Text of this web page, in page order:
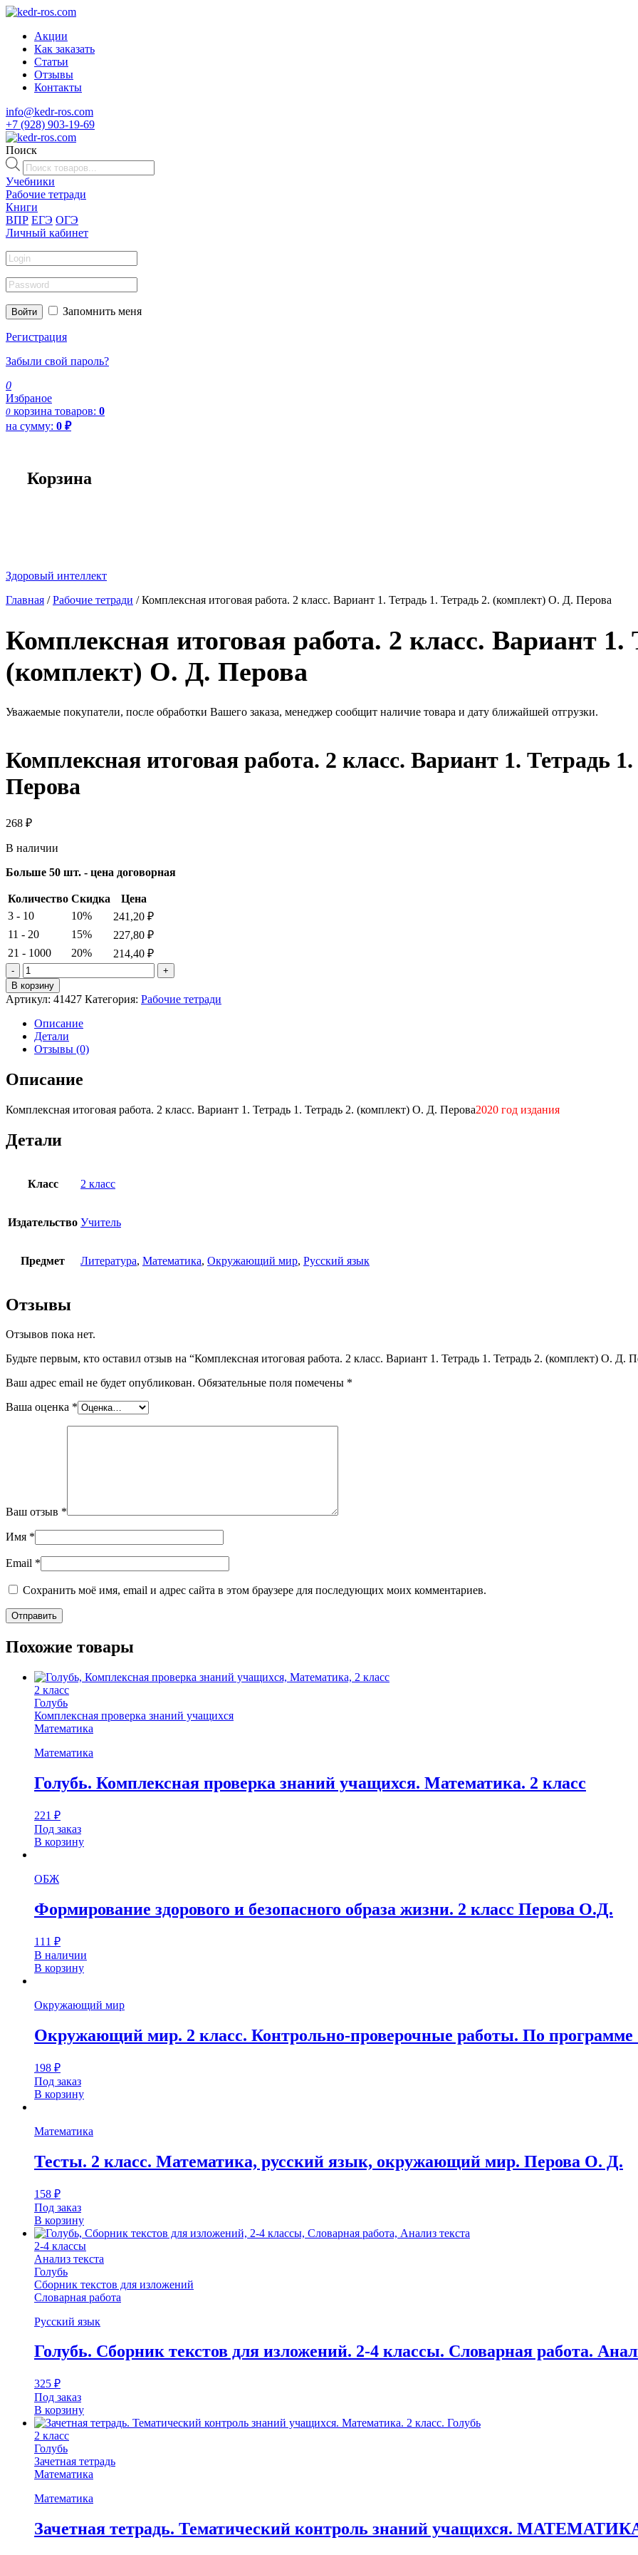
Акции
Как заказать
Статьи
Отзывы
Контакты
info@kedr-ros.com
+7 (928) 903-19-69
Поиск
Поиск
товаров
Учебники
Рабочие тетради
Книги
ВПР ЕГЭ ОГЭ
Личный кабинет
Войти Запомнить меня
Регистрация
Забыли свой пароль?
0
Избраное
0 корзина товаров: 0
на сумму: 0 ₽
Корзина
Здоровый интеллект
Главная /Рабочие тетради / Комплексная итоговая работа. 2 класс. Вариант 1. Тетрадь 1. Тетрадь 2. (комплект) О. Д. Перова
Комплексная итоговая работа. 2 класс. Вариант 1.
(комплект) О. Д. Перова
Уважаемые покупатели, после обработки Вашего заказа, менеджер сообщит наличие товара и дату ближайшей отгрузки.
Комплексная итоговая работа. 2 класс. Вариант 1. Тетрадь
Перова
268 ₽
В наличии
Больше 50 шт. - цена договорная
Количество Скидка
Цена
3 - 10
10% 241,20 ₽
11 - 20
15% 227,80 ₽
21 - 1000
20% 214,40 ₽
Количество
товара
Комплексная
итоговая
работа.
2
класс.
Вариант
Тетрадь
Тетрадь
(комплект)
О.
В корзину
Артикул: 41427 Категория: Рабочие тетради
Описание
Детали
Отзывы (0)
Описание
Комплексная итоговая работа. 2 класс. Вариант 1. Тетрадь 1. Тетрадь 2. (комплект) О. Д. Перова2020 год издания
Детали
Класс 2 класс
Издательство Учитель
Предмет Литература, Математика, Окружающий мир, Русский язык
Отзывы
Отзывов пока нет.
Будьте первым, кто оставил отзыв на “Комплексная итоговая работа. 2 класс. Вариант 1. Тетрадь 1. Тетрадь 2. (комплект) О. Д.
Ваш адрес email не будет опубликован. Обязательные поля помечены *
Ваша оценка *
Ваш отзыв *
Имя *
Email *
Сохранить моё имя, email и адрес сайта в этом браузере для последующих моих комментариев.
Похожие товары
2 класс
Голубь
Комплексная проверка знаний учащихся
Математика
Математика
Голубь. Комплексная проверка знаний учащихся. Математика. 2 класс
221 ₽
Под заказ
В корзину
ОБЖ
Формирование здорового и безопасного образа жизни. 2 класс Перова О.Д.
111 ₽
В наличии
В корзину
Окружающий мир
Окружающий мир. 2 класс. Контрольно-проверочные работы. По
198 ₽
Под заказ
В корзину
Математика
Тесты. 2 класс. Математика, русский язык, окружающий мир. Перова О. Д.
158 ₽
Под заказ
В корзину
2-­4 классы
Анализ текста
Голубь
Сборник текстов для изложений
Словарная работа
Русский язык
Голубь. Сборник текстов для изложений. 2-­4 классы. Словарная работа.
325 ₽
Под заказ
В корзину
2 класс
Голубь
Зачетная тетрадь
Математика
Математика
Зачетная тетрадь. Тематический контроль знаний учащихся.